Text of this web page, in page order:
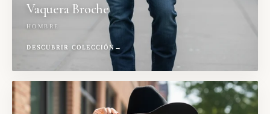
Vaquera Broche
HOMBRE
DESCUBRIR COLECCIÓN →